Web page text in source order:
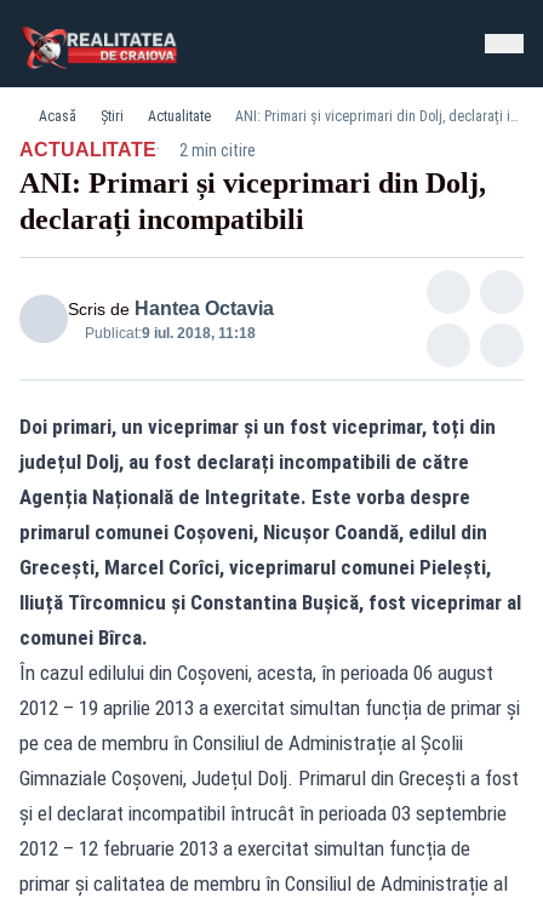
Acasă Știri Actualitate ANI: Primari și viceprimari din Dolj, declarați incompatibili
ACTUALITATE· 2 min citire
ANI: Primari și viceprimari din Dolj,
declarați incompatibili
Scris de Hantea Octavia
Publicat:9 iul. 2018, 11:18
Doi primari, un viceprimar și un fost viceprimar, toți din
județul Dolj, au fost declarați incompatibili de către
Agenția Națională de Integritate. Este vorba despre
primarul comunei Coșoveni, Nicușor Coandă, edilul din
Grecești, Marcel Corîci, viceprimarul comunei Pielești,
Iliuță Tîrcomnicu și Constantina Bușică, fost viceprimar al
comunei Bîrca.
În cazul edilului din Coșoveni, acesta, în perioada 06 august
2012 – 19 aprilie 2013 a exercitat simultan funcția de primar și
pe cea de membru în Consiliul de Administrație al Școlii
Gimnaziale Coșoveni, Județul Dolj. Primarul din Grecești a fost
și el declarat incompatibil întrucât în perioada 03 septembrie
2012 – 12 februarie 2013 a exercitat simultan funcția de
primar și calitatea de membru în Consiliul de Administrație al